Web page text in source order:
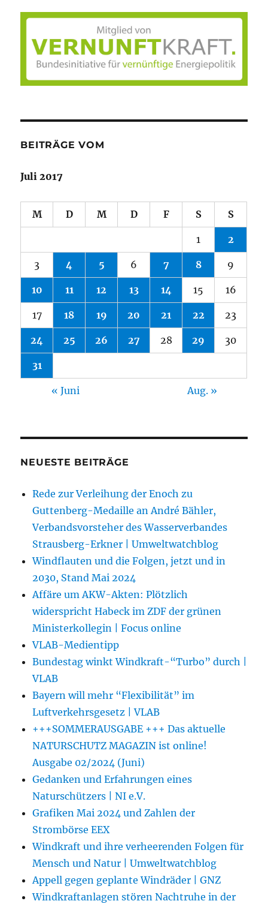
BEITRÄGE VOM
Juli 2017
M D M D F S S
1 2
3 4 5 6 7 8 9
10 11 12 13 14 15 16
17 18 19 20 21 22 23
24 25 26 27 28 29 30
31
« Juni Aug. »
NEUESTE BEITRÄGE
Rede zur Verleihung der Enoch zu
Guttenberg-Medaille an André Bähler,
Verbandsvorsteher des Wasserverbandes
Strausberg-Erkner | Umweltwatchblog
Windflauten und die Folgen, jetzt und in
2030, Stand Mai 2024
Affäre um AKW-Akten: Plötzlich
widerspricht Habeck im ZDF der grünen
Ministerkollegin | Focus online
VLAB-Medientipp
Bundestag winkt Windkraft-“Turbo” durch |
VLAB
Bayern will mehr “Flexibilität” im
Luftverkehrsgesetz | VLAB
+++SOMMERAUSGABE +++ Das aktuelle
NATURSCHUTZ MAGAZIN ist online!
Ausgabe 02/2024 (Juni)
Gedanken und Erfahrungen eines
Naturschützers | NI e.V.
Grafiken Mai 2024 und Zahlen der
Strombörse EEX
Windkraft und ihre verheerenden Folgen für
Mensch und Natur | Umweltwatchblog
Appell gegen geplante Windräder | GNZ
Windkraftanlagen stören Nachtruhe in der